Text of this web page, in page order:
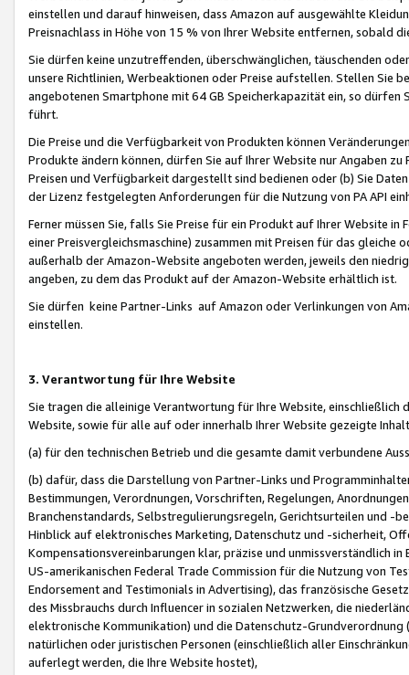
einstellen und darauf hinweisen, dass Amazon auf ausgewählte
Preisnachlass in Höhe von 15 % von Ihrer Website entfernen, sobald
Sie dürfen keine unzutreffenden, überschwänglichen, täuschenden
unsere Richtlinien, Werbeaktionen oder Preise aufstellen. Stellen Sie
angebotenen Smartphone mit 64 GB Speicherkapazität ein, so dürfen
führt.
Die Preise und die Verfügbarkeit von Produkten können
Produkte ändern können, dürfen Sie auf Ihrer Website nur Angaben
Preisen und Verfügbarkeit dargestellt sind bedienen oder (b) Sie
der Lizenz festgelegten Anforderungen für die Nutzung von PA API
Ferner müssen Sie, falls Sie Preise für ein Produkt auf Ihrer Website
einer Preisvergleichsmaschine) zusammen mit Preisen für das
außerhalb der Amazon-Website angeboten werden, jeweils den
angeben, zu dem das Produkt auf der Amazon-Website erhältlich ist.
Sie dürfen keine Partner-Links auf Amazon oder Verlinkungen von
einstellen.
3. Verantwortung für Ihre Website
Sie tragen die alleinige Verantwortung für Ihre Website,
Website, sowie für alle auf oder innerhalb Ihrer Website gezeigte
(a) für den technischen Betrieb und die gesamte damit verbundene
(b) dafür, dass die Darstellung von Partner-Links und
Bestimmungen, Verordnungen, Vorschriften, Regelungen,
Branchenstandards, Selbstregulierungsregeln, Gerichtsurteilen und -
Hinblick auf elektronisches Marketing, Datenschutz und -sicherheit,
Kompensationsvereinbarungen klar, präzise und unmissverständlich
US-amerikanischen Federal Trade Commission für die Nutzung von
Endorsement and Testimonials in Advertising), das französische
des Missbrauchs durch Influencer in sozialen Netzwerken, die
elektronische Kommunikation) und die Datenschutz-
natürlichen oder juristischen Personen (einschließlich aller
auferlegt werden, die Ihre Website hostet),